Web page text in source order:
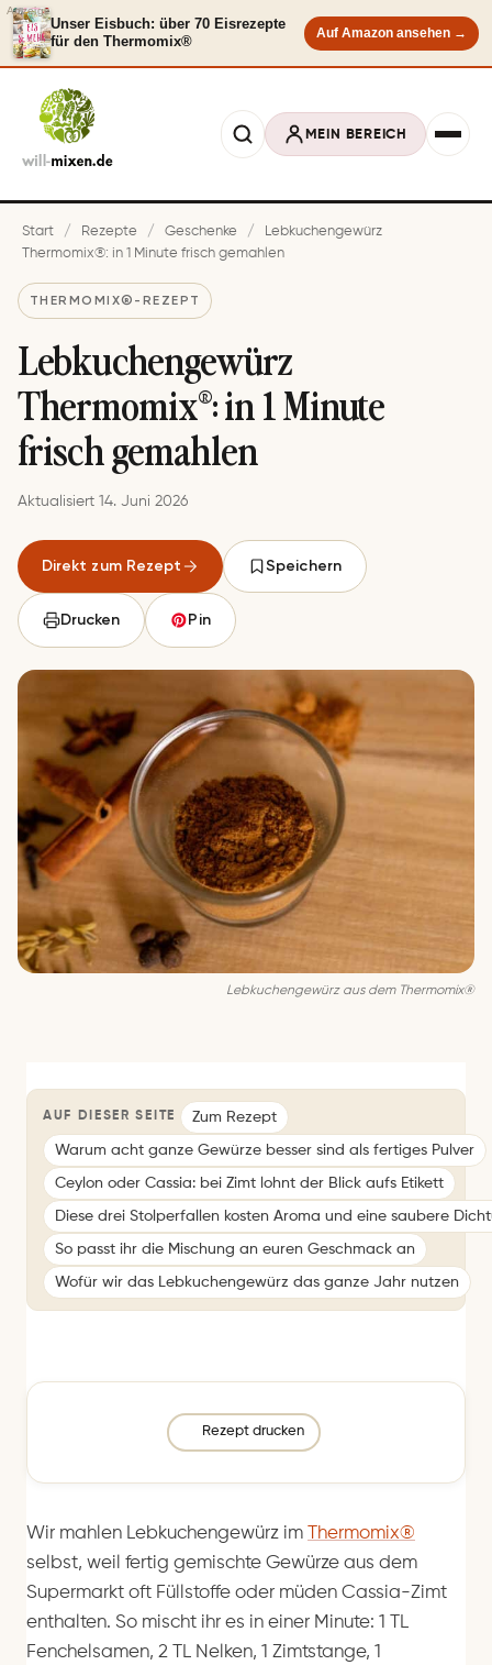
Anzeige
Unser Eisbuch: über 70 Eisrezepte
für den Thermomix®
Auf Amazon ansehen →
MEIN BEREICH
Start / Rezepte / Geschenke /
Lebkuchengewürz
Thermomix®: in 1 Minute frisch gemahlen
THERMOMIX®-REZEPT
Lebkuchengewürz
Thermomix®: in 1 Minute
frisch gemahlen
Aktualisiert 14. Juni 2026
Direkt zum Rezept Speichern
Drucken Pin
Lebkuchengewürz aus dem Thermomix®
AUF DIESER SEITE Zum Rezept
Warum acht ganze Gewürze besser sind als fertiges Pulver
Ceylon oder Cassia: bei Zimt lohnt der Blick aufs Etikett
Diese drei Stolperfallen kosten Aroma und eine saubere
So passt ihr die Mischung an euren Geschmack an
Wofür wir das Lebkuchengewürz das ganze Jahr nutzen
Rezept drucken
Wir mahlen Lebkuchengewürz im
Thermomix®
selbst, weil fertig gemischte Gewürze aus dem
Supermarkt oft Füllstoffe oder müden Cassia-Zimt
enthalten. So mischt ihr es in einer Minute: 1 TL
Fenchelsamen, 2 TL Nelken, 1 Zimtstange, 1